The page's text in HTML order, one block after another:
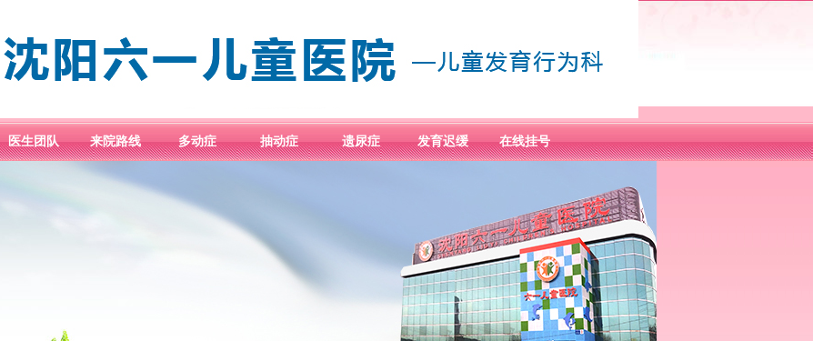
医生团队 来院路线 多动症 抽动症 遗尿症 发育迟缓 在线挂号